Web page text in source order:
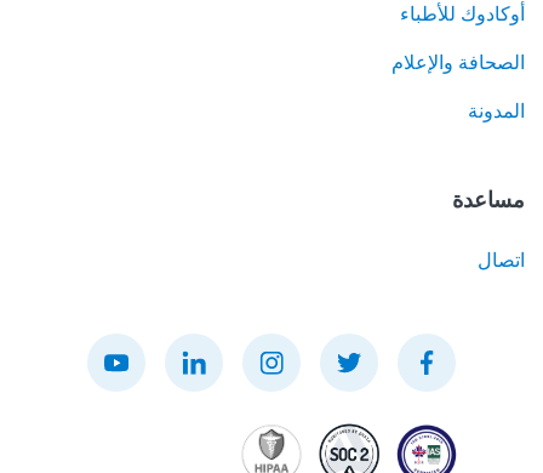
أوكادوك للأطباء
الصحافة والإعلام
المدونة
مساعدة
اتصال